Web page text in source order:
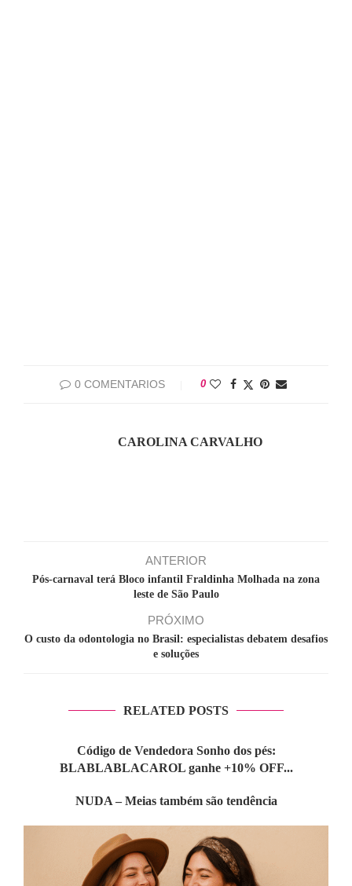
0 COMENTARIOS 0
CAROLINA CARVALHO
ANTERIOR
Pós-carnaval terá Bloco infantil Fraldinha Molhada na zona
leste de São Paulo
PRÓXIMO
O custo da odontologia no Brasil: especialistas debatem desafios
e soluções
RELATED POSTS
Código de Vendedora Sonho dos pés:
BLABLABLACAROL ganhe +10% OFF...
NUDA – Meias também são tendência